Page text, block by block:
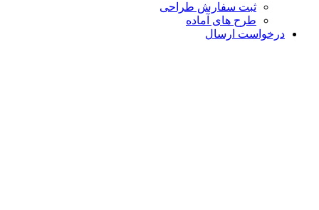
ثبت سفارش طراحی
طرح های آماده
درخواست ارسال